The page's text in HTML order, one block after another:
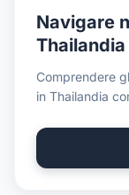
Navigare
Comprendere
in Thailandia